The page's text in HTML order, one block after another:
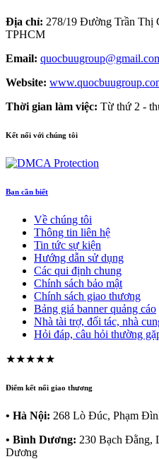
Địa chỉ: 278/19 Đường Trần Thị
TPHCM
Email:
Website:
Thời gian làm việc: Từ thứ 2 -
Kết nối với chúng tôi
Bạn cần biết
Về chúng tôi
Thông tin liên hệ
Tin tức sự kiện
Hướng dẫn sử dụng
Các qui định chung
Chính sách bảo mật
Chính sách giao thương
Bảng giá banner quảng cáo
Nhà tài trợ, đối tác, nhà
Hỏi đáp, câu hỏi thường
★★★★★
Điểm kết nối giao thương
• Hà Nội: 268 Lò Đúc, Phạm
• Bình Dương: 230 Bạch Đằng,
Dương